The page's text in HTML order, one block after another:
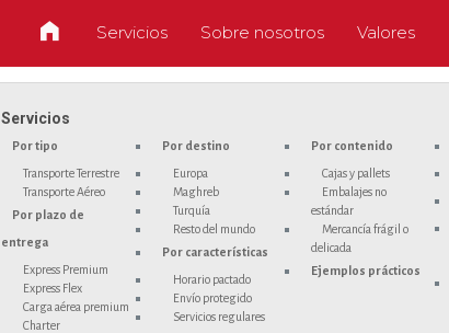
Servicios Sobre nosotros Valores
Servicios
Por tipo
Transporte Terrestre
Transporte Aéreo
Por plazo de
entrega
Express Premium
Express Flex
Carga aérea premium
Charter
Por destino
Europa
Maghreb
Turquía
Resto del mundo
Por características
Horario pactado
Envío protegido
Servicios regulares
Por contenido
Cajas y pallets
Embalajes no
estándar
Mercancía frágil o
delicada
Ejemplos prácticos